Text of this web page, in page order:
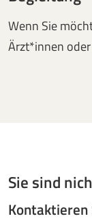
Wenn Sie
Ärzt*innen
Sie sind
Kontaktieren